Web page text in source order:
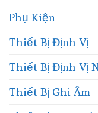
Phụ Kiện
Thiết Bị Định Vị
Thiết Bị Định Vị
Thiết Bị Ghi Âm